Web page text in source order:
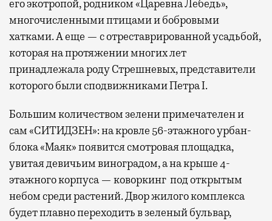
его экотропой, родником «Царевна Лебедь»,
многочисленными птицами и бобровыми
хатками. А еще — с отреставрированной усадьбой,
которая на протяжении многих лет
принадлежала роду Стрешневых, представители
которого были сподвижниками Петра I.
Большим количеством зелени примечателен и
сам «СИТИДЗЕН»: на кровле 56-этажного урбан-
блока «Маяк» появится смотровая площадка,
увитая девичьим виноградом, а на крыше 4-
этажного корпуса — коворкинг под открытым
небом среди растений. Двор жилого комплекса
будет плавно переходить в зеленый бульвар,